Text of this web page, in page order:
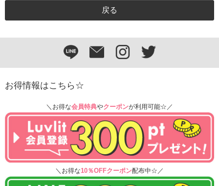
お得情報はこちら☆
＼お得な会員特典やクーポンが利用可能☆／
＼お得な10％OFFクーポン配布中☆／